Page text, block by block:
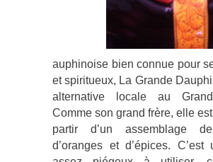
auphinoise bien connue pour
et spiritueux, La Grande
alternative locale au
Comme son grand frère, elle
partir d’un assemblage
d’oranges et d’épices. C’est